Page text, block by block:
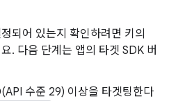
되어 있는지 확인하려면 키의
. 다음 단계는 앱의 타겟 SDK 버
수준 29) 이상을 타겟팅한다